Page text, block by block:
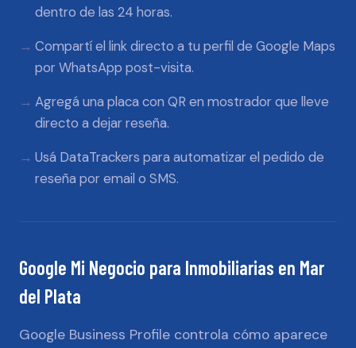
dentro de las 24 horas.
Compartí el link directo a tu perfil de Google Maps
por WhatsApp post-visita.
Agregá una placa con QR en mostrador que lleve
directo a dejar reseña.
Usá DataTrackers para automatizar el pedido de
reseña por email o SMS.
Google Mi Negocio para Inmobiliarias en Mar
del Plata
Google Business Profile controla cómo aparece